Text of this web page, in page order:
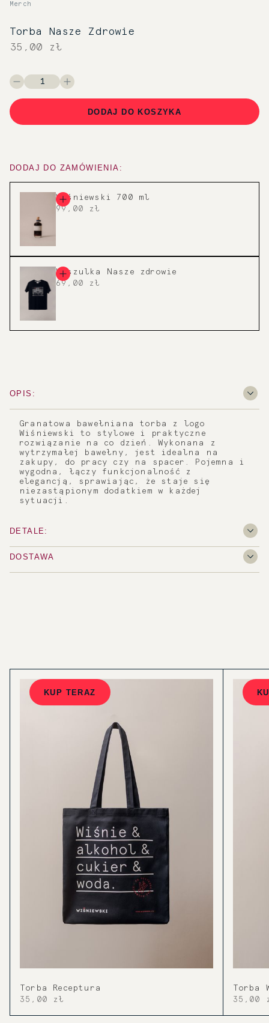
OPIS:
Granatowa bawełniana torba z logo
Wiśniewski to stylowe i praktyczne
rozwiązanie na co dzień. Wykonana z
wytrzymałej bawełny, jest idealna na
zakupy, do pracy czy na spacer. Pojemna i
wygodna, łączy funkcjonalność z
elegancją, sprawiając, że staje się
niezastąpionym dodatkiem w każdej
sytuacji.
DETALE:
DOSTAWA
Merch
Torba Nasze Zdrowie
35,00 zł
DODAJ DO KOSZYKA
DODAJ DO ZAMÓWIENIA:
Wiśniewski 700 ml
99,00 zł
Koszulka Nasze zdrowie
69,00 zł
KUP TERAZ
Torba Receptura
35,00 zł
Torba
35,00